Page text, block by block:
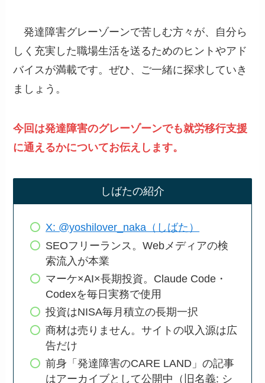
発達障害グレーゾーンで苦しむ方々が、自分ら
しく充実した職場生活を送るためのヒントやアド
バイスが満載です。ぜひ、ご一緒に探求していき
ましょう。
今回は発達障害のグレーゾーンでも就労移行支援
に通えるかについてお伝えします。
しばたの紹介
X: @yoshilover_naka（しばた）
SEOフリーランス。Webメディアの検
索流入が本業
マーケ×AI×長期投資。Claude Code・
Codexを毎日実務で使用
投資はNISA毎月積立の長期一択
商材は売りません。サイトの収入源は広
告だけ
前身「発達障害のCARE LAND」の記事
はアーカイブとして公開中（旧名義: シ